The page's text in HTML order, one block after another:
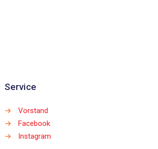
Service
→
Vorstand
→
Facebook
→
Instagram